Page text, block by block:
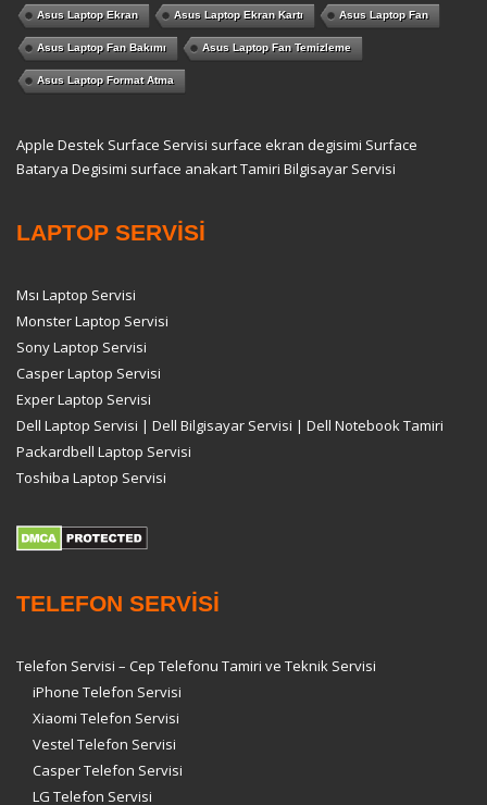
Asus Laptop Ekran Asus Laptop Ekran Kartı Asus Laptop Fan
Asus Laptop Fan Bakımı Asus Laptop Fan Temizleme
Asus Laptop Format Atma
Apple Destek Surface Servisi surface ekran degisimi Surface
Batarya Degisimi surface anakart Tamiri Bilgisayar Servisi
LAPTOP SERVİSİ
Msı Laptop Servisi
Monster Laptop Servisi
Sony Laptop Servisi
Casper Laptop Servisi
Exper Laptop Servisi
Dell Laptop Servisi | Dell Bilgisayar Servisi | Dell Notebook Tamiri
Packardbell Laptop Servisi
Toshiba Laptop Servisi
TELEFON SERVİSİ
Telefon Servisi – Cep Telefonu Tamiri ve Teknik Servisi
iPhone Telefon Servisi
Xiaomi Telefon Servisi
Vestel Telefon Servisi
Casper Telefon Servisi
LG Telefon Servisi